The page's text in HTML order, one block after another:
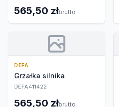
565,50 złbrutto
DEFA
Grzałka silnika
DEFA411422
565,50 złbrutto